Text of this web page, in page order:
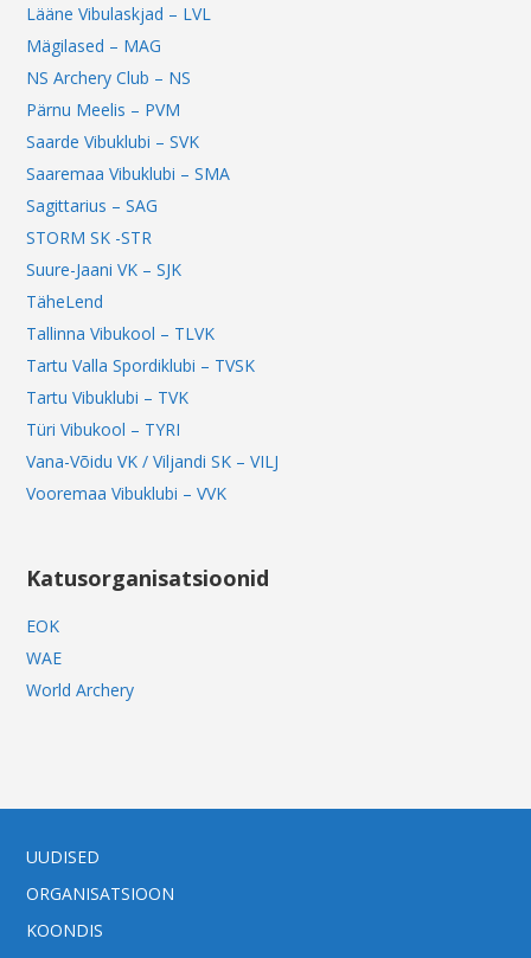
Lääne Vibulaskjad – LVL
Mägilased – MAG
NS Archery Club – NS
Pärnu Meelis – PVM
Saarde Vibuklubi – SVK
Saaremaa Vibuklubi – SMA
Sagittarius – SAG
STORM SK -STR
Suure-Jaani VK – SJK
TäheLend
Tallinna Vibukool – TLVK
Tartu Valla Spordiklubi – TVSK
Tartu Vibuklubi – TVK
Türi Vibukool – TYRI
Vana-Võidu VK / Viljandi SK – VILJ
Vooremaa Vibuklubi – VVK
Katusorganisatsioonid
EOK
WAE
World Archery
UUDISED
ORGANISATSIOON
KOONDIS